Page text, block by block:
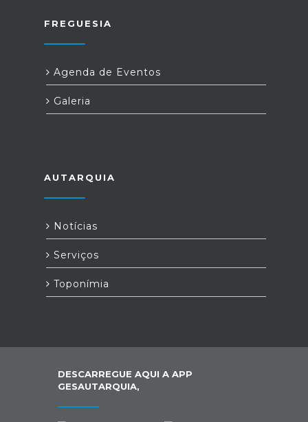
FREGUESIA
Agenda de Eventos
Galeria
AUTARQUIA
Notícias
Serviços
Toponímia
DESCARREGUE AQUI A APP
GESAUTARQUIA,